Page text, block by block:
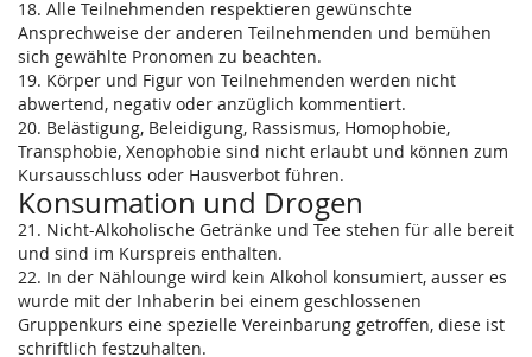
18. Alle Teilnehmenden respektieren gewünschte
Ansprechweise der anderen Teilnehmenden und bemühen
sich gewählte Pronomen zu beachten.
19. Körper und Figur von Teilnehmenden werden nicht
abwertend, negativ oder anzüglich kommentiert.
20. Belästigung, Beleidigung, Rassismus, Homophobie,
Transphobie, Xenophobie sind nicht erlaubt und können zum
Kursausschluss oder Hausverbot führen.
Konsumation und Drogen
21. Nicht-Alkoholische Getränke und Tee stehen für alle bereit
und sind im Kurspreis enthalten.
22. In der Nählounge wird kein Alkohol konsumiert, ausser es
wurde mit der Inhaberin bei einem geschlossenen
Gruppenkurs eine spezielle Vereinbarung getroffen, diese ist
schriftlich festzuhalten.